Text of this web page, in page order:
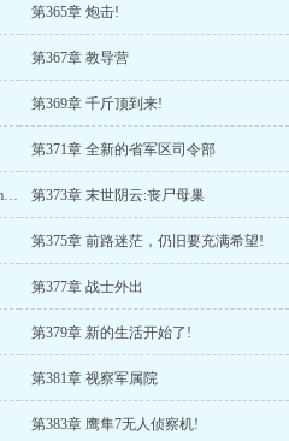
第365章 炮击!
第367章 教导营
第369章 千斤顶到来!
第371章 全新的省军区司令部
第372章 事已至此，先爆兵吧(感谢zombies大哥送的礼物之王!) 第373章 末世阴云:丧尸母巢
第375章 前路迷茫，仍旧要充满希望!
第377章 战士外出
第379章 新的生活开始了!
第381章 视察军属院
第383章 鹰隼7无人侦察机!